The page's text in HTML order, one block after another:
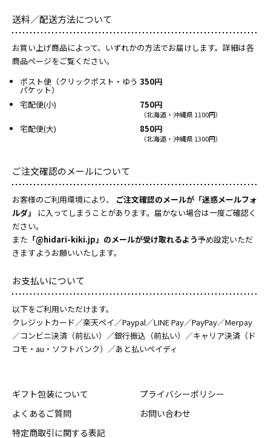
送料／配送方法について
お買い上げ商品によって、いずれかの方法でお届けします。詳細は各
商品ページをご覧ください。
ポスト便（クリックポスト・ゆう
パケット）
350円
宅配便(小) 750円
（北海道・沖縄県 1100円）
宅配便(大) 850円
（北海道・沖縄県 1300円）
ご注文確認のメールについて
お客様のご利用環境により、
ご注文確認のメールが「迷惑メールフォ
ルダ」
に入ってしまうことがあります。届かない場合は一度ご確認く
ださい。
また 「@hidari-kiki.jp」のメールが受け取れるよう予め設定いただ
きますようお願いいたします。
お支払いについて
以下をご利用いただけます。
クレジットカード／楽天ペイ／Paypal／LINE Pay／PayPay／Merpay
／コンビニ決済（前払い）／銀行振込（前払い）／キャリア決済（ド
コモ・au・ソフトバンク）／あと払いペイディ
ギフト包装について
よくあるご質問
特定商取引に関する表記
プライバシーポリシー
お問い合わせ